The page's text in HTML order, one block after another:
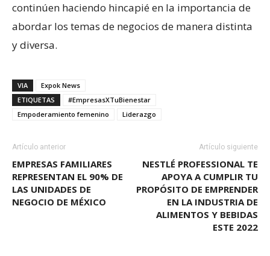
continúen haciendo hincapié en la importancia de
abordar los temas de negocios de manera distinta
y diversa.
VIA
Expok News
ETIQUETAS
#EmpresasXTuBienestar
Empoderamiento femenino
Liderazgo
Artículo anterior
EMPRESAS FAMILIARES
REPRESENTAN EL 90% DE
LAS UNIDADES DE
NEGOCIO DE MÉXICO
Artículo siguiente
NESTLÉ PROFESSIONAL TE
APOYA A CUMPLIR TU
PROPÓSITO DE EMPRENDER
EN LA INDUSTRIA DE
ALIMENTOS Y BEBIDAS
ESTE 2022